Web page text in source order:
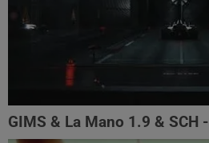
GIMS & La Mano 1.9 & SCH